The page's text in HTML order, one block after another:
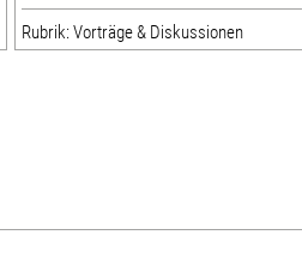
Rubrik: Vorträge & Diskussionen